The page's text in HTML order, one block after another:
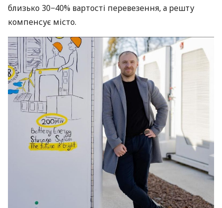
близько 30−40% вартості перевезення, а решту
компенсує місто.